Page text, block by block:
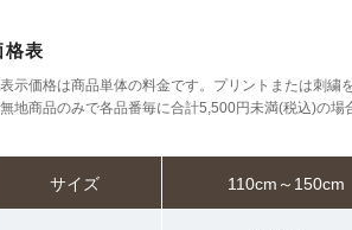
格表
示価格は商品単体の料金です。プリントまたは刺繍
地商品のみで各品番毎に合計5,500円未満(税込)の
サイズ 110cm～150cm